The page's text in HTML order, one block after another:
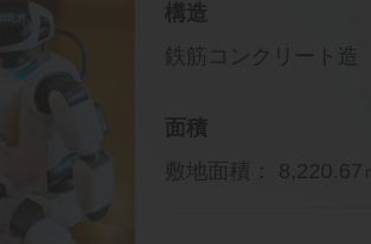
構造
鉄筋コンクリート
面積
敷地面積： 8,220.67